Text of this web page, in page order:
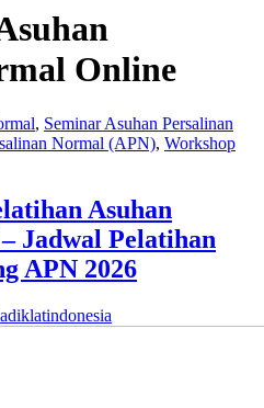
Online
, Seminar Asuhan Persalinan
Normal (APN), Workshop
Asuhan
Jadwal Pelatihan
APN 2026